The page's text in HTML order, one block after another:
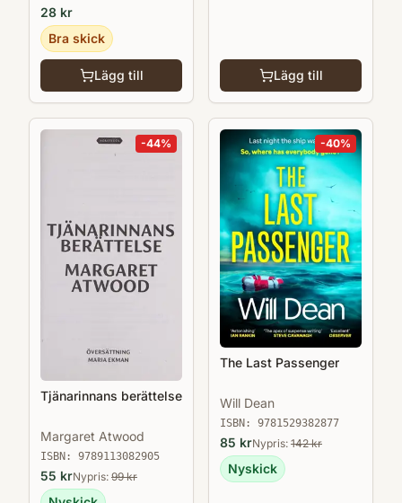
decennierna har hon etablerat sig som en av
Sveriges främsta skönlitterära författare,
med storsäljande succéer som Resten av
allt är vårt (2019) och Je m'appelle Agneta
(2021). Hon har även skrivit den originella
och uppskattade kokboken Au pif! Franska
recept och små berättelser (2022).
28 kr
Bra skick
Lägg till Lägg till
-44%
Tjänarinnans berättelse
Margaret Atwood
ISBN: 9789113082905
55 krNypris: 99kr
-40%
The Last Passenger
Will Dean
ISBN: 9781529382877
85 krNypris: 142kr
Nyskick